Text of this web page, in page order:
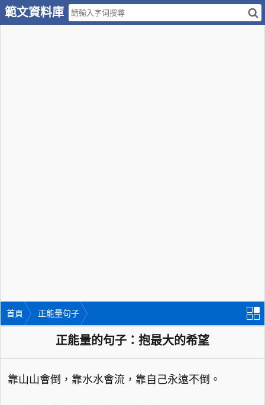
範文資料庫
首頁 正能量句子
正能量的句子：抱最大的希望
靠山山會倒，靠水水會流，靠自己永遠不倒。